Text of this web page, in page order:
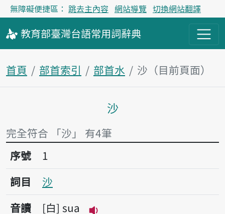
無障礙便捷區： 跳去主內容 網站導覽 切換網站翻譯
教育部臺灣台語常用詞辭典
首頁 部首索引 部首水 沙（目前頁面）
主內容區塊
沙
完全符合 「沙」 有4筆
序號1沙
序號
1
詞目
沙
音讀
白 sua